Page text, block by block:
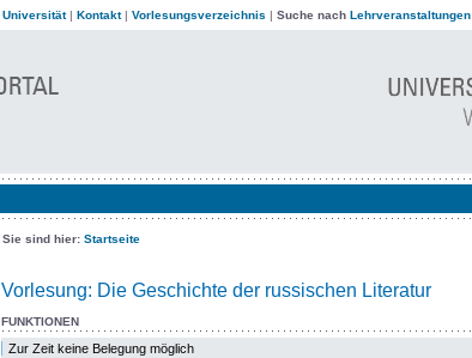
Universität| Kontakt| Vorlesungsverzeichnis | Suche nach Lehrveranstaltungen
Sie sind hier: Startseite
Vorlesung: Die Geschichte der russischen Literatur
FUNKTIONEN
Zur Zeit keine Belegung möglich